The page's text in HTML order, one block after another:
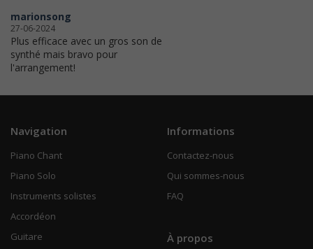
marionsong
27-06-2024
Plus efficace avec un gros son de
synthé mais bravo pour
l'arrangement!
Navigation
Piano Chant
Piano Solo
Instruments solistes
Accordéon
Guitare
Informations
Contactez-nous
Qui sommes-nous
FAQ
À propos